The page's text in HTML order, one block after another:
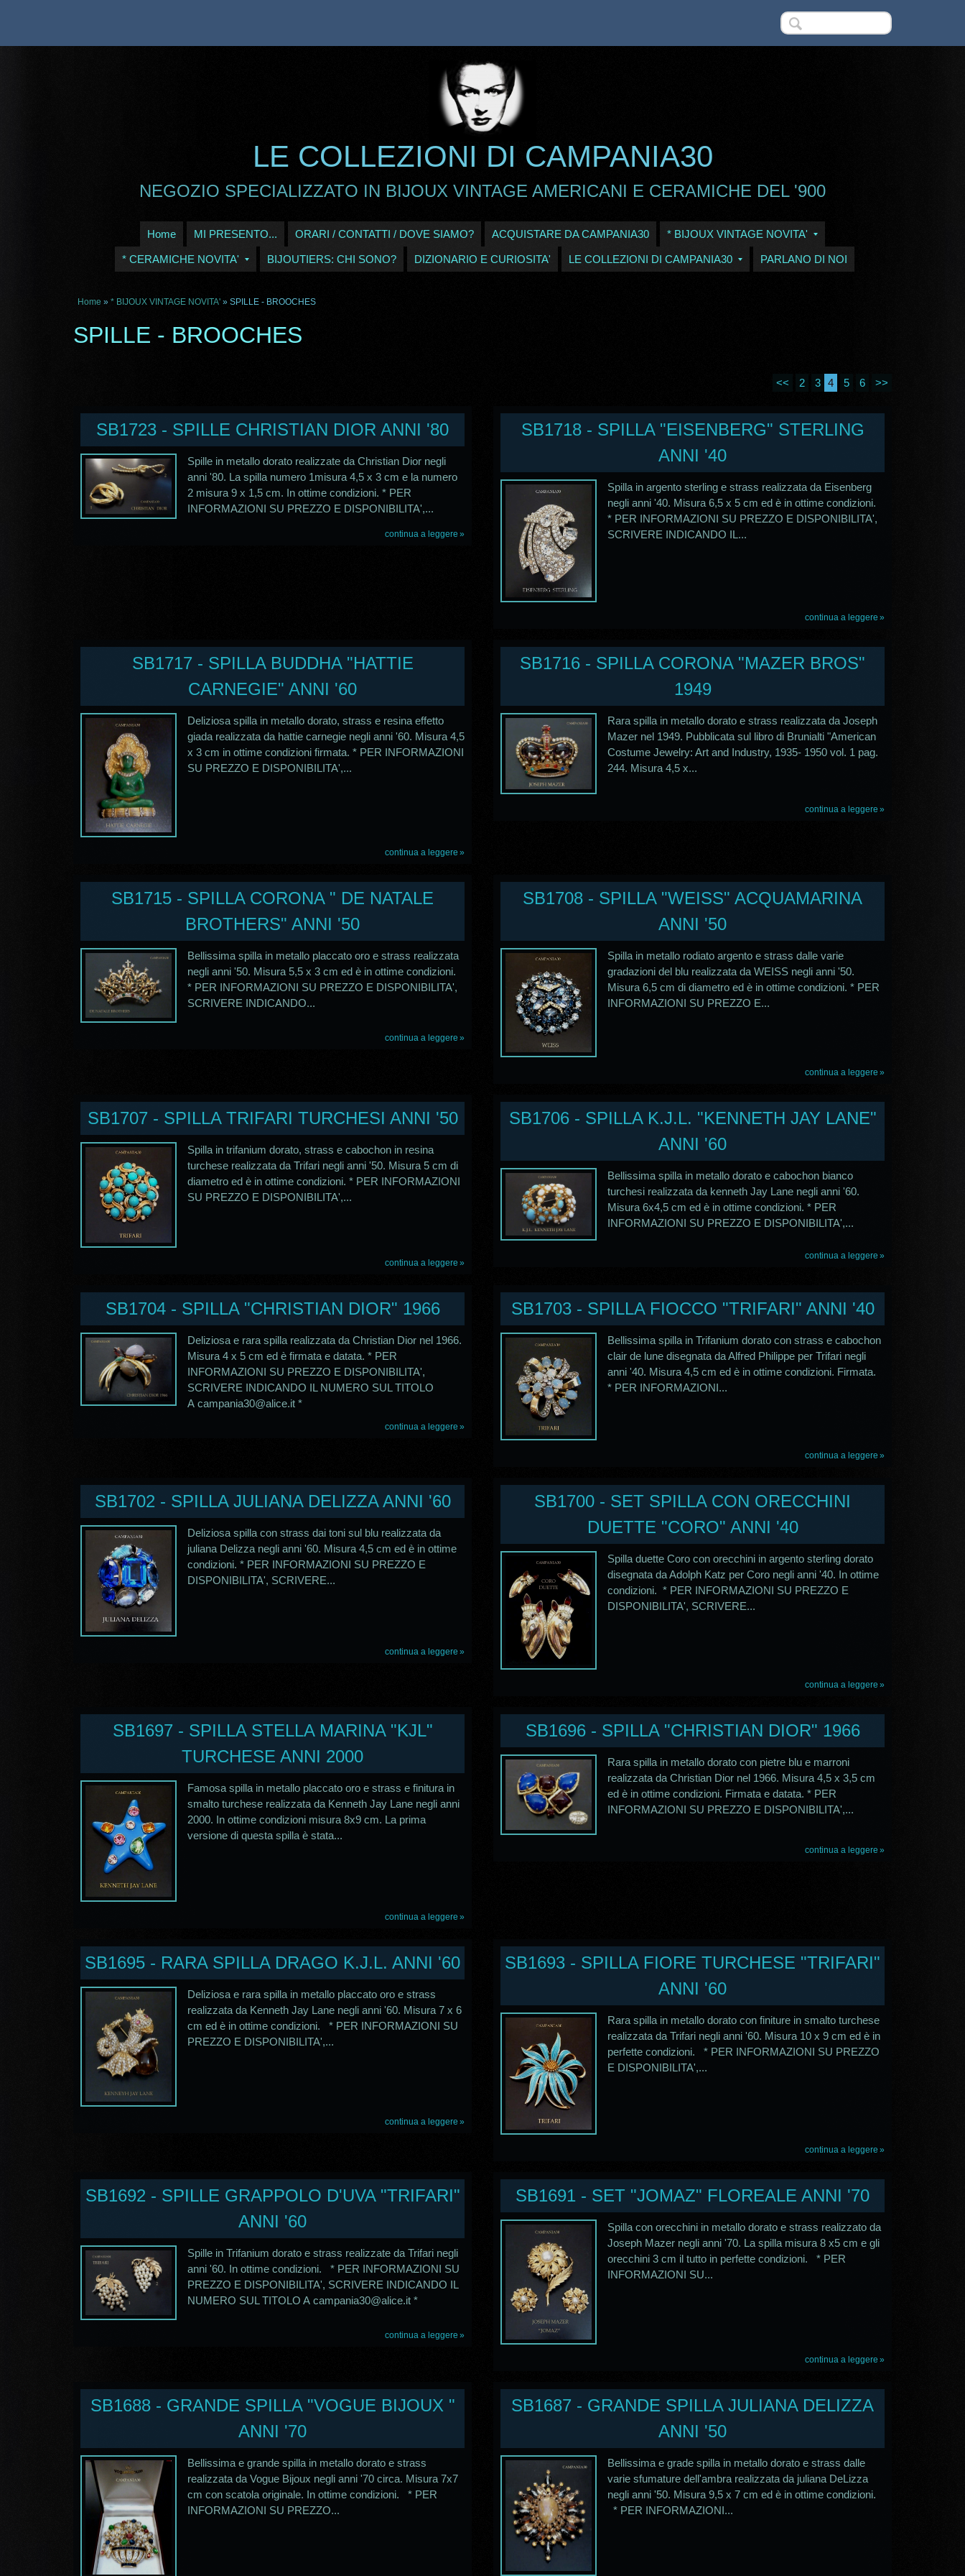
LE COLLEZIONI DI CAMPANIA30
NEGOZIO SPECIALIZZATO IN BIJOUX VINTAGE AMERICANI E CERAMICHE DEL '900
Home MI PRESENTO... ORARI / CONTATTI / DOVE SIAMO? ACQUISTARE DA CAMPANIA30 * BIJOUX VINTAGE NOVITA'
* CERAMICHE NOVITA' BIJOUTIERS: CHI SONO? DIZIONARIO E CURIOSITA' LE COLLEZIONI DI CAMPANIA30 PARLANO DI NOI
Home » * BIJOUX VINTAGE NOVITA' » SPILLE - BROOCHES
SPILLE - BROOCHES
<< 2 3 4 5 6 >>
SB1723 - SPILLE CHRISTIAN DIOR ANNI '80
Spille in metallo dorato realizzate da Christian Dior negli
anni '80. La spilla numero 1misura 4,5 x 3 cm e la numero
2 misura 9 x 1,5 cm. In ottime condizioni. * PER
INFORMAZIONI SU PREZZO E DISPONIBILITA',...
continua a leggere
SB1718 - SPILLA "EISENBERG" STERLING
ANNI '40
Spilla in argento sterling e strass realizzata da Eisenberg
negli anni '40. Misura 6,5 x 5 cm ed è in ottime condizioni.
* PER INFORMAZIONI SU PREZZO E DISPONIBILITA',
SCRIVERE INDICANDO IL...
continua a leggere
SB1717 - SPILLA BUDDHA "HATTIE
CARNEGIE" ANNI '60
Deliziosa spilla in metallo dorato, strass e resina effetto
giada realizzata da hattie carnegie negli anni '60. Misura 4,5
x 3 cm in ottime condizioni firmata. * PER INFORMAZIONI
SU PREZZO E DISPONIBILITA',...
continua a leggere
SB1716 - SPILLA CORONA "MAZER BROS"
1949
Rara spilla in metallo dorato e strass realizzata da Joseph
Mazer nel 1949. Pubblicata sul libro di Brunialti "American
Costume Jewelry: Art and Industry, 1935- 1950 vol. 1 pag.
244. Misura 4,5 x...
continua a leggere
SB1715 - SPILLA CORONA " DE NATALE
BROTHERS" ANNI '50
Bellissima spilla in metallo placcato oro e strass realizzata
negli anni '50. Misura 5,5 x 3 cm ed è in ottime condizioni.
* PER INFORMAZIONI SU PREZZO E DISPONIBILITA',
SCRIVERE INDICANDO...
continua a leggere
SB1708 - SPILLA "WEISS" ACQUAMARINA
ANNI '50
Spilla in metallo rodiato argento e strass dalle varie
gradazioni del blu realizzata da WEISS negli anni '50.
Misura 6,5 cm di diametro ed è in ottime condizioni. * PER
INFORMAZIONI SU PREZZO E...
continua a leggere
SB1707 - SPILLA TRIFARI TURCHESI ANNI '50
Spilla in trifanium dorato, strass e cabochon in resina
turchese realizzata da Trifari negli anni '50. Misura 5 cm di
diametro ed è in ottime condizioni. * PER INFORMAZIONI
SU PREZZO E DISPONIBILITA',...
continua a leggere
SB1706 - SPILLA K.J.L. "KENNETH JAY LANE"
ANNI '60
Bellissima spilla in metallo dorato e cabochon bianco
turchesi realizzata da kenneth Jay Lane negli anni '60.
Misura 6x4,5 cm ed è in ottime condizioni. * PER
INFORMAZIONI SU PREZZO E DISPONIBILITA',...
continua a leggere
SB1704 - SPILLA "CHRISTIAN DIOR" 1966
Deliziosa e rara spilla realizzata da Christian Dior nel 1966.
Misura 4 x 5 cm ed è firmata e datata. * PER
INFORMAZIONI SU PREZZO E DISPONIBILITA',
SCRIVERE INDICANDO IL NUMERO SUL TITOLO
A campania30@alice.it *
continua a leggere
SB1703 - SPILLA FIOCCO "TRIFARI" ANNI '40
Bellissima spilla in Trifanium dorato con strass e cabochon
clair de lune disegnata da Alfred Philippe per Trifari negli
anni '40. Misura 4,5 cm ed è in ottime condizioni. Firmata.
* PER INFORMAZIONI...
continua a leggere
SB1702 - SPILLA JULIANA DELIZZA ANNI '60
Deliziosa spilla con strass dai toni sul blu realizzata da
juliana Delizza negli anni '60. Misura 4,5 cm ed è in ottime
condizioni. * PER INFORMAZIONI SU PREZZO E
DISPONIBILITA', SCRIVERE...
continua a leggere
SB1700 - SET SPILLA CON ORECCHINI
DUETTE "CORO" ANNI '40
Spilla duette Coro con orecchini in argento sterling dorato
disegnata da Adolph Katz per Coro negli anni '40. In ottime
condizioni. * PER INFORMAZIONI SU PREZZO E
DISPONIBILITA', SCRIVERE...
continua a leggere
SB1697 - SPILLA STELLA MARINA "KJL"
TURCHESE ANNI 2000
Famosa spilla in metallo placcato oro e strass e finitura in
smalto turchese realizzata da Kenneth Jay Lane negli anni
2000. In ottime condizioni misura 8x9 cm. La prima
versione di questa spilla è stata...
continua a leggere
SB1696 - SPILLA "CHRISTIAN DIOR" 1966
Rara spilla in metallo dorato con pietre blu e marroni
realizzata da Christian Dior nel 1966. Misura 4,5 x 3,5 cm
ed è in ottime condizioni. Firmata e datata. * PER
INFORMAZIONI SU PREZZO E DISPONIBILITA',...
continua a leggere
SB1695 - RARA SPILLA DRAGO K.J.L. ANNI '60
Deliziosa e rara spilla in metallo placcato oro e strass
realizzata da Kenneth Jay Lane negli anni '60. Misura 7 x 6
cm ed è in ottime condizioni. * PER INFORMAZIONI SU
PREZZO E DISPONIBILITA',...
continua a leggere
SB1693 - SPILLA FIORE TURCHESE "TRIFARI"
ANNI '60
Rara spilla in metallo dorato con finiture in smalto turchese
realizzata da Trifari negli anni '60. Misura 10 x 9 cm ed è in
perfette condizioni. * PER INFORMAZIONI SU PREZZO
E DISPONIBILITA',...
continua a leggere
SB1692 - SPILLE GRAPPOLO D'UVA "TRIFARI"
ANNI '60
Spille in Trifanium dorato e strass realizzate da Trifari negli
anni '60. In ottime condizioni. * PER INFORMAZIONI SU
PREZZO E DISPONIBILITA', SCRIVERE INDICANDO IL
NUMERO SUL TITOLO A campania30@alice.it *
continua a leggere
SB1691 - SET "JOMAZ" FLOREALE ANNI '70
Spilla con orecchini in metallo dorato e strass realizzato da
Joseph Mazer negli anni '70. La spilla misura 8 x5 cm e gli
orecchini 3 cm il tutto in perfette condizioni. * PER
INFORMAZIONI SU...
continua a leggere
SB1688 - GRANDE SPILLA "VOGUE BIJOUX "
ANNI '70
Bellissima e grande spilla in metallo dorato e strass
realizzata da Vogue Bijoux negli anni '70 circa. Misura 7x7
cm con scatola originale. In ottime condizioni. * PER
INFORMAZIONI SU PREZZO...
SB1687 - GRANDE SPILLA JULIANA DELIZZA
ANNI '50
Bellissima e grade spilla in metallo dorato e strass dalle
varie sfumature dell'ambra realizzata da juliana DeLizza
negli anni '50. Misura 9,5 x 7 cm ed è in ottime condizioni.
* PER INFORMAZIONI...